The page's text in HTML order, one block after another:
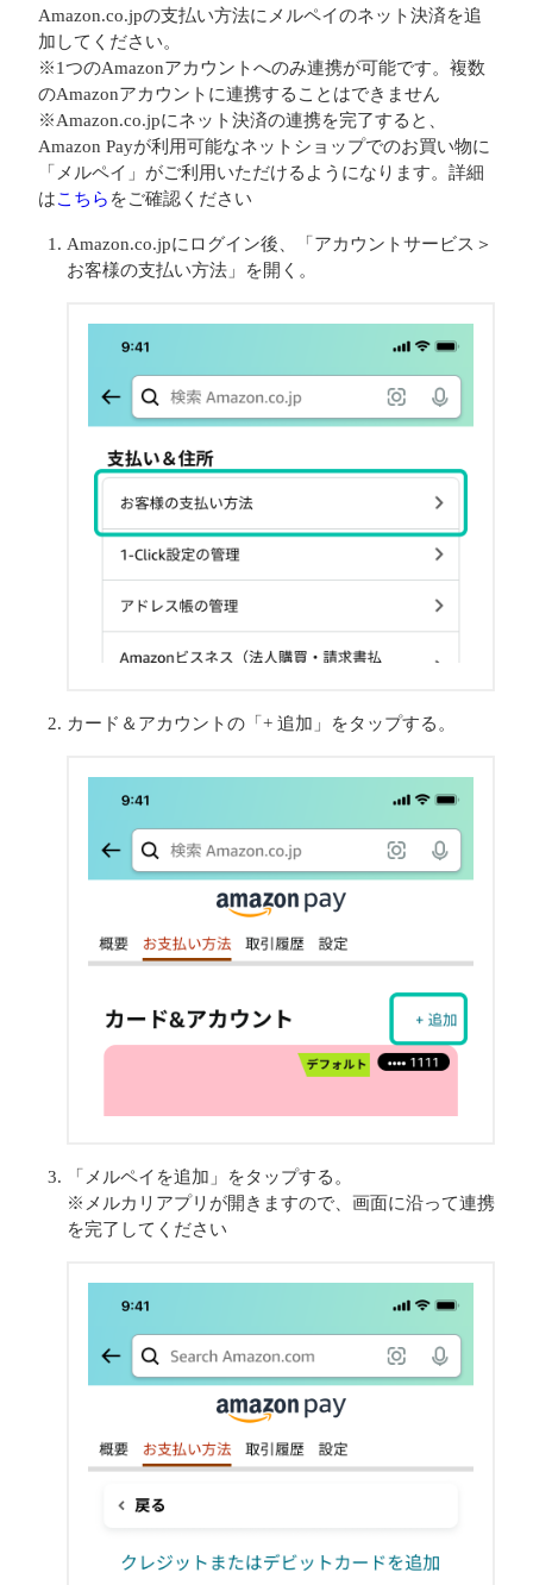
Amazon.co.jpの支払い方法にメルペイのネット決済を追
加してください。
※1つのAmazonアカウントへのみ連携が可能です。複数
のAmazonアカウントに連携することはできません
※Amazon.co.jpにネット決済の連携を完了すると、
Amazon Payが利用可能なネットショップでのお買い物に
「メルペイ」がご利用いただけるようになります。詳細
はこちら をご確認ください
Amazon.co.jpにログイン後、「アカウントサービス＞
お客様の支払い方法」を開く。
カード＆アカウントの「+ 追加」をタップする。
「メルペイを追加」をタップする。
※メルカリアプリが開きますので、画面に沿って連携
を完了してください